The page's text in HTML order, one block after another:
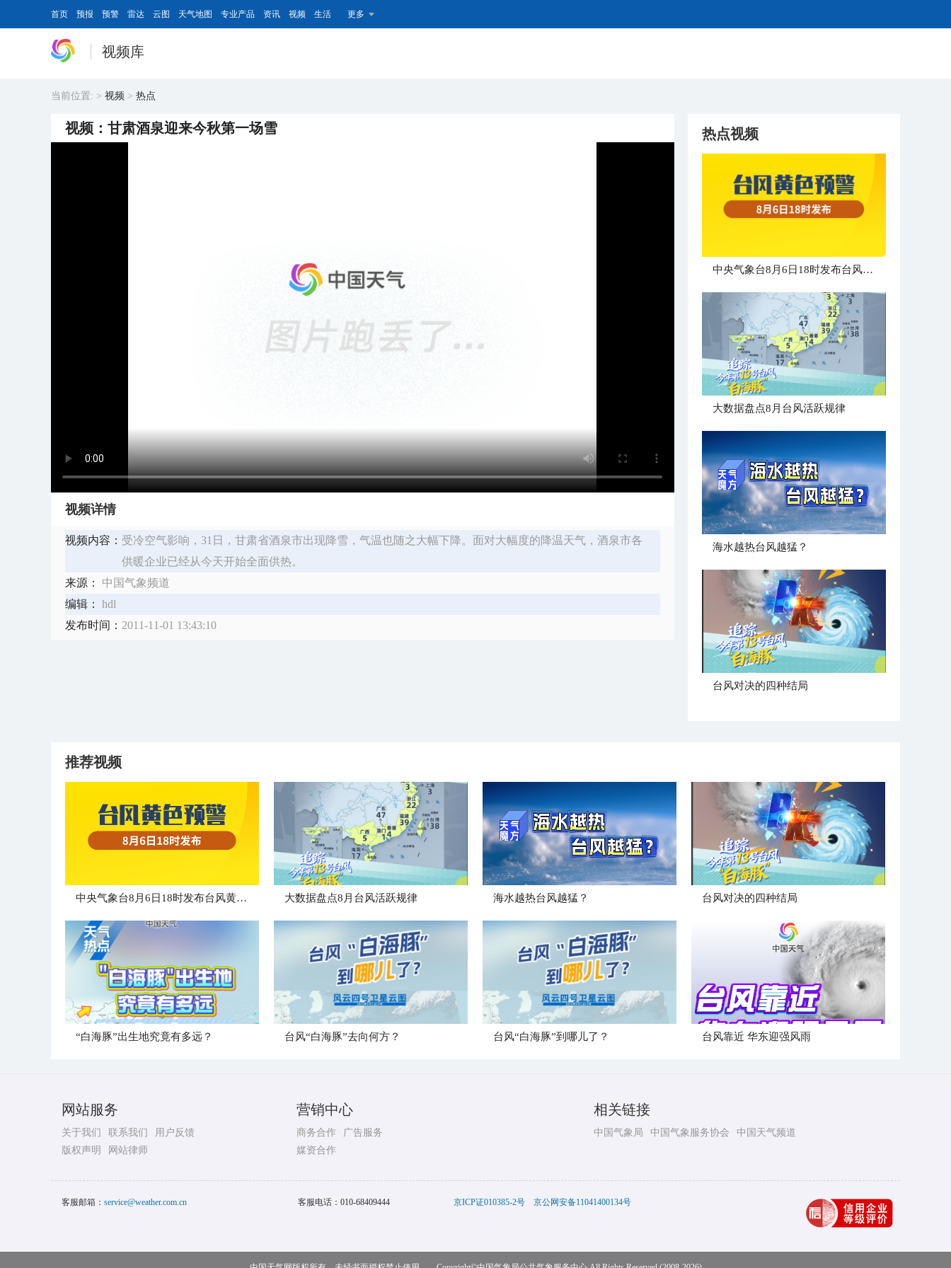
首页 预报 预警 雷达 云图 天气地图 专业产品 资讯 视频 生活 更多
视频库
当前位置: > 视频 > 热点
视频：甘肃酒泉迎来今秋第一场雪
视频详情
视频内容： 受冷空气影响，31日，甘肃省酒泉市出现降雪，气温也随之大幅下降。面对大幅度的降温天气，酒泉市各
供暖企业已经从今天开始全面供热。
来源：
中国气象频道
编辑：
hdl
发布时间： 2011-11-01 13:43:10
热点视频
中央气象台8月6日18时发布台风黄色预警
大数据盘点8月台风活跃规律
海水越热台风越猛？
台风对决的四种结局
推荐视频
中央气象台8月6日18时发布台风黄色预警 大数据盘点8月台风活跃规律 海水越热台风越猛？ 台风对决的四种结局
“白海豚”出生地究竟有多远？ 台风“白海豚”去向何方？ 台风“白海豚”到哪儿了？ 台风靠近 华东迎强风雨
网站服务
关于我们 联系我们
用户反馈
版权声明
网站律师
营销中心
商务合作
广告服务
媒资合作
相关链接
中国气象局 中国气象服务协会 中国天气频道
客服邮箱： service@weather.com.cn 客服电话： 010-68409444 京ICP证010385-2号 京公网安备11041400134号